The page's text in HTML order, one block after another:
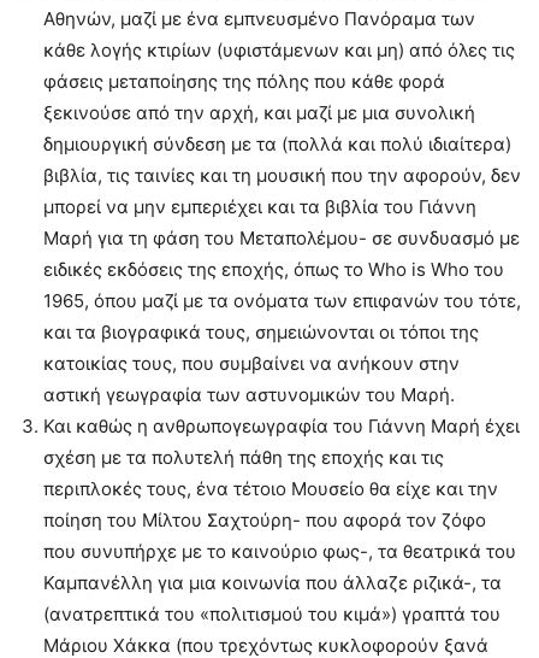
Αθηνών, μαζί με ένα εμπνευσμένο Πανόραμα των
κάθε λογής κτιρίων (υφιστάμενων και μη) από όλες τις
φάσεις μεταποίησης της πόλης που κάθε φορά
ξεκινούσε από την αρχή, και μαζί με μια συνολική
δημιουργική σύνδεση με τα (πολλά και πολύ ιδιαίτερα)
βιβλία, τις ταινίες και τη μουσική που την αφορούν, δεν
μπορεί να μην εμπεριέχει και τα βιβλία του Γιάννη
Μαρή για τη φάση του Μεταπολέμου- σε συνδυασμό με
ειδικές εκδόσεις της εποχής, όπως το Who is Who του
1965, όπου μαζί με τα ονόματα των επιφανών του τότε,
και τα βιογραφικά τους, σημειώνονται οι τόποι της
κατοικίας τους, που συμβαίνει να ανήκουν στην
αστική γεωγραφία των αστυνομικών του Μαρή.
Και καθώς η ανθρωπογεωγραφία του Γιάννη Μαρή έχει
σχέση με τα πολυτελή πάθη της εποχής και τις
περιπλοκές τους, ένα τέτοιο Μουσείο θα είχε και την
ποίηση του Μίλτου Σαχτούρη- που αφορά τον ζόφο
που συνυπήρχε με το καινούριο φως-, τα θεατρικά του
Καμπανέλλη για μια κοινωνία που άλλαζε ριζικά-, τα
(ανατρεπτικά του «πολιτισμού του κιμά») γραπτά του
Μάριου Χάκκα (που τρεχόντως κυκλοφορούν ξανά